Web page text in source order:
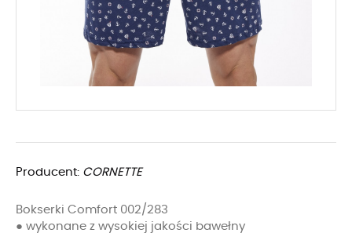
Producent: CORNETTE
Bokserki Comfort 002/283
● wykonane z wysokiej jakości bawełny